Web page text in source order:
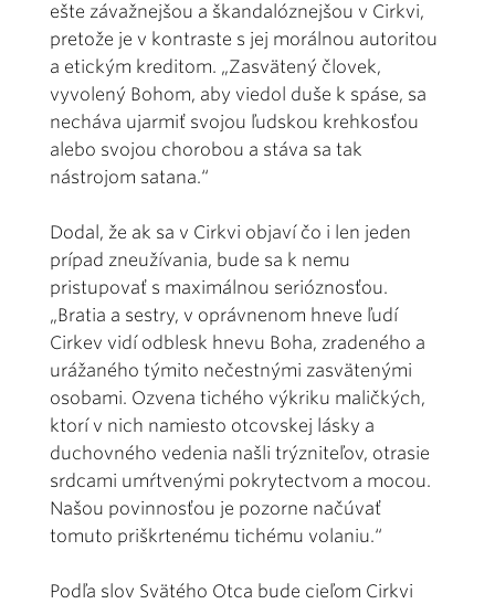
ešte závažnejšou a škandalóznejšou v Cirkvi,
pretože je v kontraste s jej morálnou autoritou
a etickým kreditom. „Zasvätený človek,
vyvolený Bohom, aby viedol duše k spáse, sa
necháva ujarmiť svojou ľudskou krehkosťou
alebo svojou chorobou a stáva sa tak
nástrojom satana.“
Dodal, že ak sa v Cirkvi objaví čo i len jeden
prípad zneužívania, bude sa k nemu
pristupovať s maximálnou serióznosťou.
„Bratia a sestry, v oprávnenom hneve ľudí
Cirkev vidí odblesk hnevu Boha, zradeného a
urážaného týmito nečestnými zasvätenými
osobami. Ozvena tichého výkriku maličkých,
ktorí v nich namiesto otcovskej lásky a
duchovného vedenia našli trýzniteľov, otrasie
srdcami umŕtvenými pokrytectvom a mocou.
Našou povinnosťou je pozorne načúvať
tomuto priškrtenému tichému volaniu.“
Podľa slov Svätého Otca bude cieľom Cirkvi